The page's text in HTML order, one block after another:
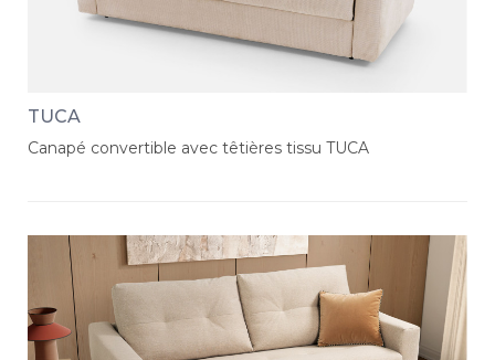
TUCA
Canapé convertible avec têtières tissu TUCA